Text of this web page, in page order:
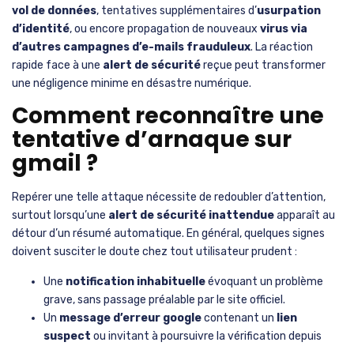
vol de données, tentatives supplémentaires d’usurpation
d’identité, ou encore propagation de nouveaux virus via
d’autres campagnes d’e-mails frauduleux. La réaction
rapide face à une alert de sécuritéreçue peut transformer
une négligence minime en désastre numérique.
Comment reconnaître une
tentative d’arnaque sur
gmail ?
Repérer une telle attaque nécessite de redoubler d’attention,
surtout lorsqu’une alert de sécurité inattendueapparaît au
détour d’un résumé automatique. En général, quelques signes
doivent susciter le doute chez tout utilisateur prudent :
Une notification inhabituelleévoquant un problème
grave, sans passage préalable par le site officiel.
Un message d’erreur googlecontenant un lien
suspect ou invitant à poursuivre la vérification depuis